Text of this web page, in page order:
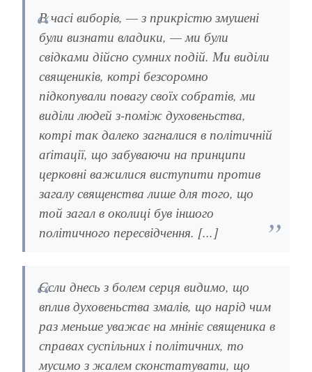
В часі виборів, — з прикрістю змушені
були визнати владики, — ми були
свідками дійсно сумних подій. Ми виділи
священиків, котрі безсоромно
підкопували повагу своїх собратів, ми
виділи людей з-поміж духовеньства,
котрі так далеко загналися в політичній
аґітації, що забуваючи на принципи
церковні важилися виступити против
загалу священства лише для того, що
той загал в околиці був іншого
політичного пересвідчення. [...]
Єсли днесь з болем серця видимо, що
вплив духовеньства змалів, що нарід чим
раз меньше уважає на мнініє священика в
справах суспільних і політичних, то
мусимо з жалем сконстатувати, що